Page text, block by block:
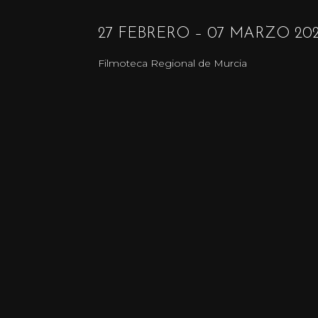
27 FEBRERO – 07 MARZO
Filmoteca Regional de Murcia